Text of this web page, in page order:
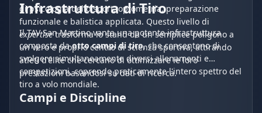
di psicologia dello sport, optometria, preparazione
funzionale e balistica applicata. Questo livello di
expertisetrasforma lo stand da un semplice poligono a
un vero e proprio centro di scienza sportiva, attirando
atleti d'élite che cercano di ottimizzare le loro
prestazioni basandosi su dati di ricerca.
Infrastruttura di Tiro
Il TAV San Martino vanta una potente infrastruttura
composta daotto campi di tiro, che consentono di
svolgere simultaneamente diversi allenamenti e
competizioni, coprendo praticamente l'intero spettro del
tiro a volo mondiale.
Campi e Discipline